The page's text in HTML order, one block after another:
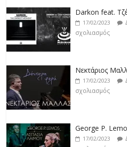
Darkon feat.
17/02/2023
σχολιασμός
Νεκτάριος
17/02/2023
σχολιασμός
George P.
17/02/2023